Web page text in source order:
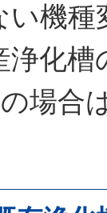
い機
浄化
場合